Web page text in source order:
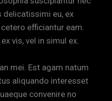
delicatissimi eu, ex
efficiantur eam.
vis, vel in simul ex.
mei. Est agam natum
aliquando interesset
convenire no